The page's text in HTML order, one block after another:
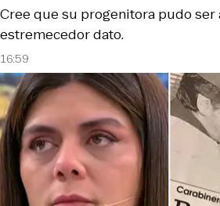
16:59
Cree que su progenitora pudo
estremecedor dato.